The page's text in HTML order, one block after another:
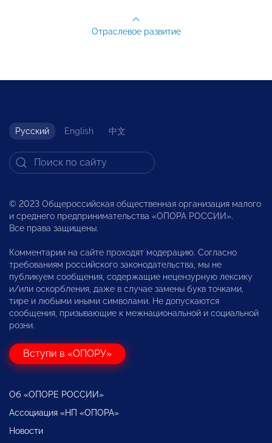
Отраслевое развитие
Русский English 中文
© 2023 Общероссийская общественная организация малого
и среднего предпринимательства «ОПОРА РОССИИ».
Все права защищены.
Комментарии на сайте проходят модерацию. Согласно
требованиям российского законодательства, мы не
публикуем сообщения, содержащие нецензурную лексику
и/или оскорбления, даже в случае замены букв точками,
тире и любыми иными символами. Не допускаются
сообщения, призывающие к межнациональной и социальной
розни.
Вступи в «ОПОРУ»
Об «ОПОРЕ РОССИИ»
Ассоциация «НП «ОПОРА»
Новости